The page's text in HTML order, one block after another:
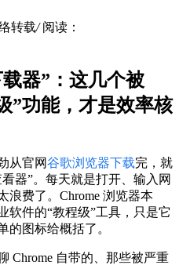
转载/ 阅读：
器”：这几个被
”功能，才是效率核
从官网谷歌浏览器下载完，就
器”。每天就是打开、输入网
浪费了。Chrome 浏览器本
软件的“教程级”工具，只是它
的图标给概括了。
Chrome 自带的、那些被严重